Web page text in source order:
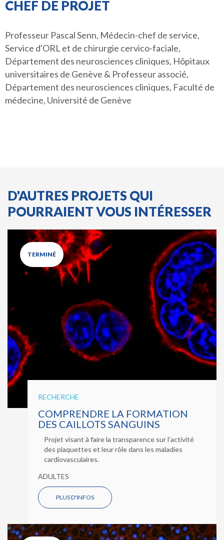
CHEF DE PROJET
Professeur Pascal Senn, Médecin-chef de service,
Service d'ORL et de chirurgie cervico-faciale,
Département des neurosciences cliniques, Hôpitaux
universitaires de Genève & Professeur associé,
Département des neurosciences cliniques, Faculté de
médecine, Université de Genève
D'AUTRES PROJETS QUI
POURRAIENT VOUS INTÉRESSER
TERMINÉ
RECHERCHE
COMPRENDRE LA FORMATION
DES CAILLOTS SANGUINS
Projet visant à faire la transparence sur l’activité
des plaquettes et leur rôle dans les maladies
cardiovasculaires.
ADULTES
PLUS D'INFOS